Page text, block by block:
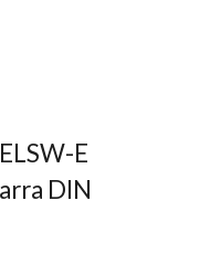
E
DIN